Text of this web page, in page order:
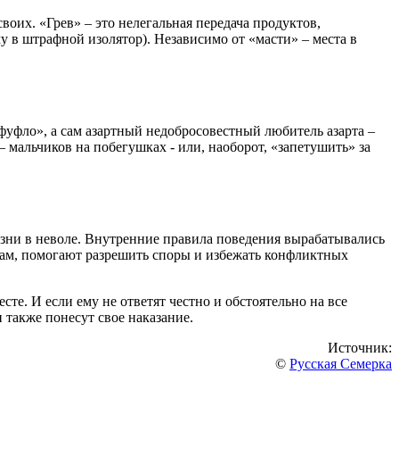
«Грев» – это нелегальная передача продуктов,
в штрафной изолятор). Независимо от «масти» – места в
а сам азартный недобросовестный любитель азарта –
на побегушках - или, наоборот, «запетушить» за
в неволе. Внутренние правила поведения вырабатывались
помогают разрешить споры и избежать конфликтных
И если ему не ответят честно и обстоятельно на все
понесут свое наказание.
Источник:
© Русская Семерка